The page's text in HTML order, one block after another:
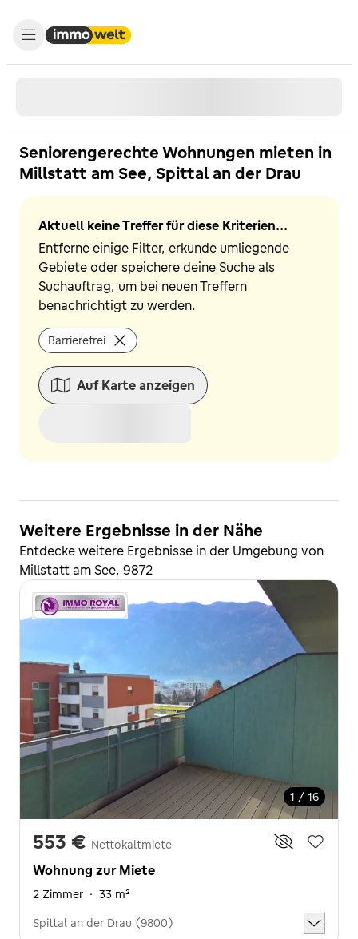
Seniorengerechte Wohnungen mieten in
Millstatt am See, Spittal an der Drau
Aktuell keine Treffer für diese Kriterien...
Entferne einige Filter, erkunde umliegende
Gebiete oder speichere deine Suche als
Suchauftrag, um bei neuen Treffern
benachrichtigt zu werden.
Barrierefrei
Auf Karte anzeigen
Weitere Ergebnisse in der Nähe
Entdecke weitere Ergebnisse in der Umgebung von
Millstatt am See, 9872
1 / 16
553 € Nettokaltmiete
Wohnung zur Miete
2 Zimmer · 33 m²
Spittal an der Drau (9800)